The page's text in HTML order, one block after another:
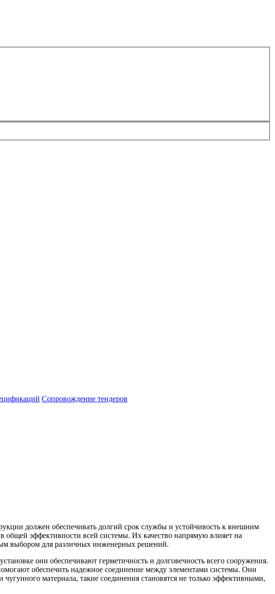
Сопровождение тендеров
должен обеспечивать долгий срок службы и устойчивость к внешним
общей эффективности всей системы. Их качество напрямую влияет на
выбором для различных инженерных решений.
они обеспечивают герметичность и долговечность всего сооружения.
обеспечить надежное соединение между элементами системы. Они
материала, такие соединения становятся не только эффективными,